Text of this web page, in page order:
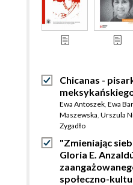
Chicanas -
Ewa Antoszek Ewa
Maszewska Urszula
Zygadło
"Zmieniając
Gloria E.
społeczno-